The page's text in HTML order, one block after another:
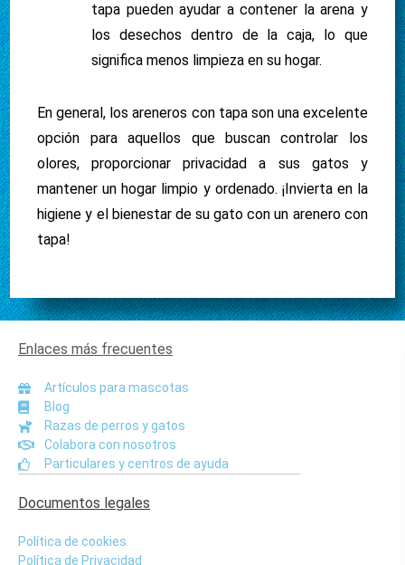
tapa pueden ayudar a contener la arena y
los desechos dentro de la caja, lo que
significa menos limpieza en su hogar.
En general, los areneros con tapa son una excelente
opción para aquellos que buscan controlar los
olores, proporcionar privacidad a sus gatos y
mantener un hogar limpio y ordenado. ¡Invierta en la
higiene y el bienestar de su gato con un arenero con
tapa!
Enlaces más frecuentes
Artículos para mascotas
Blog
Razas de perros y gatos
Colabora con nosotros
Particulares y centros de ayuda
Documentos legales
Política de cookies
Política de Privacidad